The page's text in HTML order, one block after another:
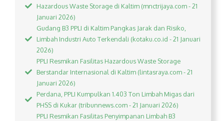
Hazardous Waste Storage di Kaltim (mnctrijaya.com - 21
Januari 2026)
Gudang B3 PPLI di Kaltim Pangkas Jarak dan Risiko,
Limbah Industri Auto Terkendali (kotaku.co.id - 21 Januari
2026)
PPLI Resmikan Fasilitas Hazardous Waste Storage
Berstandar Internasional di Kaltim (lintasraya.com - 21
Januari 2026)
Perdana, PPLI Kumpulkan 1.403 Ton Limbah Migas dari
PHSS di Kukar (tribunnews.com - 21 Januari 2026)
PPLI Resmikan Fasilitas Penyimpanan Limbah B3